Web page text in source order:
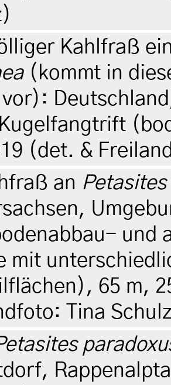
Kahlfraß
(kommt in
(det. &
an
und
mit
65 m,
Tina